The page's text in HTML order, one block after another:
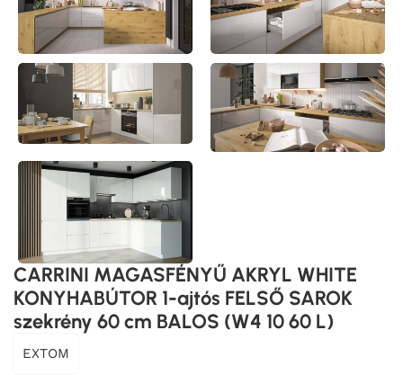
CARRINI MAGASFÉNYŰ AKRYL WHITE
KONYHABÚTOR 1-ajtós FELSŐ SAROK
szekrény 60 cm BALOS (W4 10 60 L)
EXTOM